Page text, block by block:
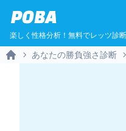
POBA
楽しく性格分析！無料でレッツ診
あなたの勝負強さ診断